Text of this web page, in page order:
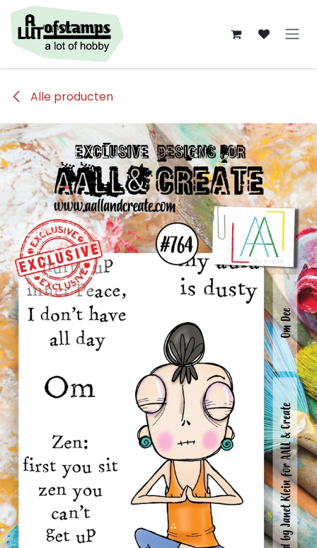
Overslaan naar inhoud
Alle producten